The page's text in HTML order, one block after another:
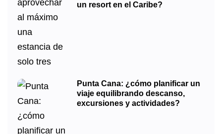
un resort en el Caribe?
Punta Cana: ¿cómo planificar un
viaje equilibrando descanso,
excursiones y actividades?